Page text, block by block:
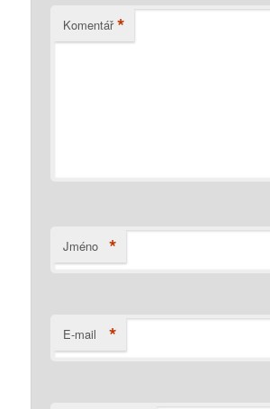
Komentář *
Jméno *
E-mail *